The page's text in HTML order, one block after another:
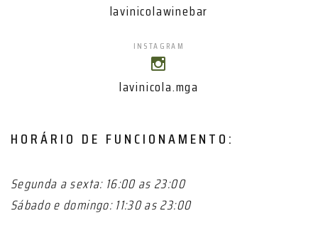
lavinicolawinebar
INSTAGRAM
lavinicola.mga
HORÁRIO DE FUNCIONAMENTO:
Segunda a sexta: 16:00 as 23:00
Sábado e domingo: 11:30 as 23:00